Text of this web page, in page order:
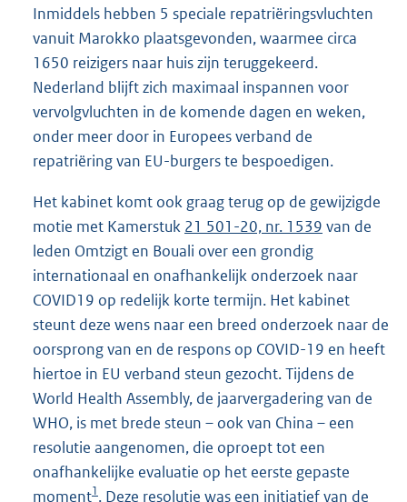
Inmiddels hebben 5 speciale repatriëringsvluchten
vanuit Marokko plaatsgevonden, waarmee circa
1650 reizigers naar huis zijn teruggekeerd.
Nederland blijft zich maximaal inspannen voor
vervolgvluchten in de komende dagen en weken,
onder meer door in Europees verband de
repatriëring van EU-burgers te bespoedigen.
Het kabinet komt ook graag terug op de gewijzigde
motie met Kamerstuk 21 501-20, nr. 1539 van de
leden Omtzigt en Bouali over een grondig
internationaal en onafhankelijk onderzoek naar
COVID19 op redelijk korte termijn. Het kabinet
steunt deze wens naar een breed onderzoek naar de
oorsprong van en de respons op COVID-19 en heeft
hiertoe in EU verband steun gezocht. Tijdens de
World Health Assembly, de jaarvergadering van de
WHO, is met brede steun – ook van China – een
resolutie aangenomen, die oproept tot een
onafhankelijke evaluatie op het eerste gepaste
moment1. Deze resolutie was een initiatief van de